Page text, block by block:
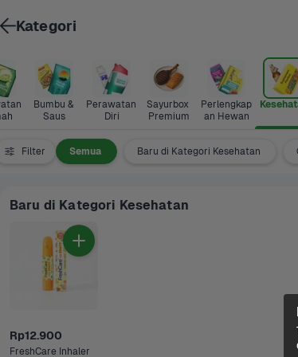
Bumbu &
Saus
Perawatan
Diri
Sayurbox
Premium
Perlengkap
an Hewan
Filter Semua Baru di Kategori Kesehatan
Baru di Kategori Kesehatan
Rp12.900
FreshCare Inhaler
Kategori